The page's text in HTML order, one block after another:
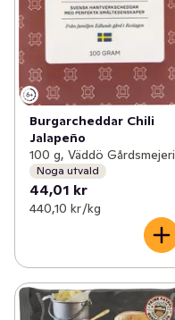
Burgarcheddar Chili
Jalapeño
100 g, Väddö Gårdsmejeri
Noga utvald
44,01 kr
440,10 kr /kg